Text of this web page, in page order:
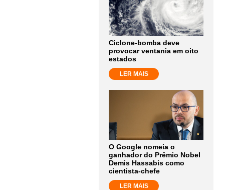
Ciclone-bomba deve
provocar ventania em oito
estados
LER MAIS
O Google nomeia o
ganhador do Prêmio Nobel
Demis Hassabis como
cientista-chefe
LER MAIS